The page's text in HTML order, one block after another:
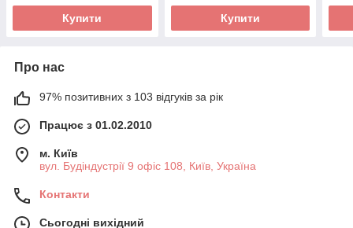
Купити Купити
Про нас
97% позитивних з 103 відгуків за рік
Працює з 01.02.2010
м. Київ
вул. Будіндустрії 9 офіс 108, Київ, Україна
Контакти
Сьогодні вихідний